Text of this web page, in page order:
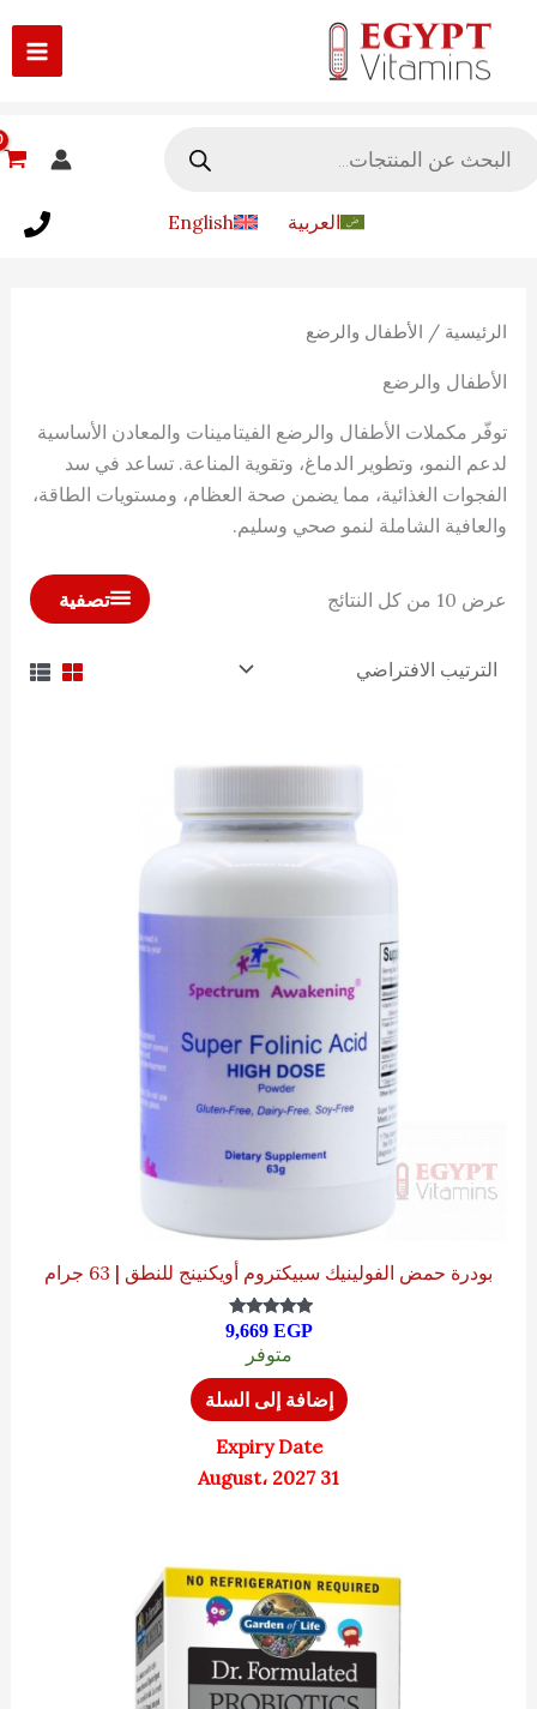
العربية English
الرئيسية/ الأطفال والرضع
الأطفال والرضع
توفّر مكملات الأطفال والرضع الفيتامينات والمعادن الأساسية
لدعم النمو، وتطوير الدماغ، وتقوية المناعة. تساعد في سد
الفجوات الغذائية، مما يضمن صحة العظام، ومستويات الطاقة،
والعافية الشاملة لنمو صحي وسليم.
عرض ⁦10⁩ من كل النتائج تصفية
بودرة حمض الفولينيك سبيكتروم أويكنينج للنطق | 63 جرام
تم التقييم
من 5
9,669EGP
متوفر
إضافة إلى السلة
Expiry Date
31 August، 2027